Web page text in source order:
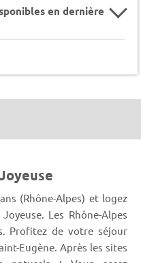
en dernière
(Rhône-Alpes) et logez
Les Rhône-Alpes
Profitez de votre séjour
Eugène. Après les sites